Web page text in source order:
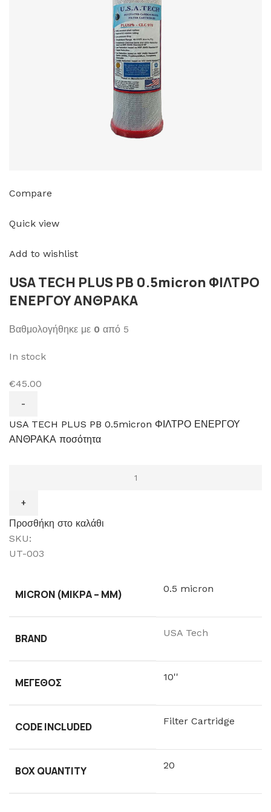
Compare
Quick view
Add to wishlist
USA TECH PLUS PB 0.5micron ΦΙΛΤΡΟ
ΕΝΕΡΓΟΥ ΑΝΘΡΑΚΑ
Βαθμολογήθηκε με 0 από 5
In stock
€45.00
USA TECH PLUS PB 0.5micron ΦΙΛΤΡΟ ΕΝΕΡΓΟΥ
ΑΝΘΡΑΚΑ ποσότητα
Προσθήκη στο καλάθι
SKU:
UT-003
MICRON (ΜΙΚΡΆ – ΜM) 0.5 micron
BRAND USA Tech
ΜΈΓΕΘΟΣ 10''
CODE INCLUDED Filter Cartridge
BOX QUANTITY 20